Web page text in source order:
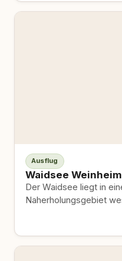
Ausflug
Waidsee
Der Waidsee liegt in
Naherholungsgebiet